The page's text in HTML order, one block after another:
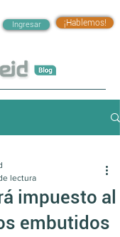
¡Hablemos!
Ingresar
impuesto al
embutidos
lectura